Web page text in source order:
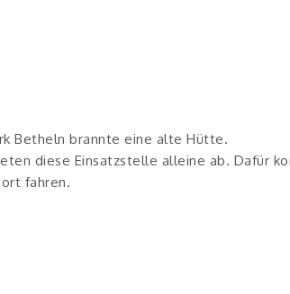
Betheln brannte eine alte Hütte.
diese Einsatzstelle alleine ab. Dafür
fahren.